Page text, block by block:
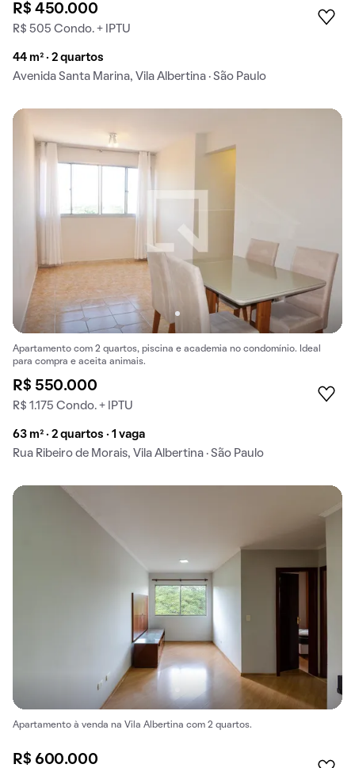
R$ 450.000
R$ 505 Condo. + IPTU
44 m² · 2 quartos
Avenida Santa Marina, Vila Albertina · São Paulo
Apartamento com 2 quartos, piscina e academia no condomínio. Ideal
para compra e aceita animais.
R$ 550.000
R$ 1.175 Condo. + IPTU
63 m² · 2 quartos · 1 vaga
Rua Ribeiro de Morais, Vila Albertina · São Paulo
Apartamento à venda na Vila Albertina com 2 quartos.
R$ 600.000